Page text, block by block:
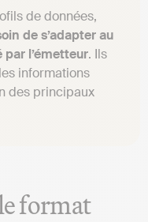
de données,
de s’adapter au
l’émetteur. Ils
informations
des principaux
format